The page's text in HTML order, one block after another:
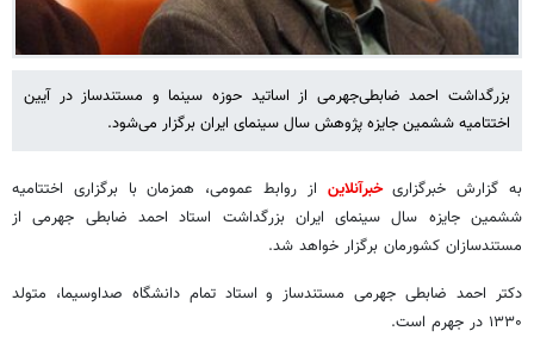
بزرگداشت احمد ضابطی‌جهرمی از اساتید حوزه سینما و مستندساز در آیین
اختتامیه ششمین جایزه پژوهش سال سینمای ایران برگزار می‌شود.
به گزارش خبرگزاریخبرآنلاین از روابط عمومی، همزمان با برگزاری اختتامیه
ششمین جایزه سال سینمای ایران بزرگداشت استاد احمد ضابطی جهرمی از
مستندسازان کشورمان برگزار خواهد شد.
دکتر احمد ضابطی جهرمی مستندساز و استاد تمام دانشگاه صداوسیما، متولد
۱۳۳۰ در جهرم است.